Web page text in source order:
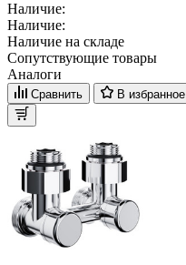
Наличие:
Наличие:
Наличие на складе
Сопутствующие товары
Аналоги
Сравнить В избранное